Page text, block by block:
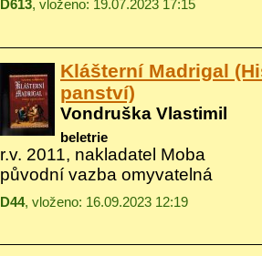
D613, vloženo: 19.07.2023 17:15
Klášterní Madrigal
panství)
Vondruška Vlastimil
beletrie
r.v. 2011, nakladatel Moba
původní vazba omyvatelná
D44, vloženo: 16.09.2023 12:19